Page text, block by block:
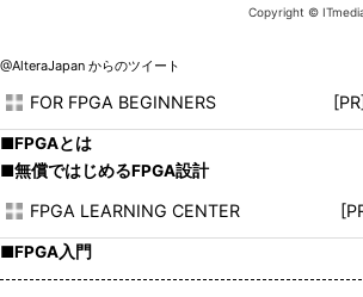
Copyright ©
@AlteraJapan からのツイート
FOR FPGA BEGINNERS
■FPGAとは
■無償ではじめるFPGA設計
FPGA LEARNING CENTER
■FPGA入門